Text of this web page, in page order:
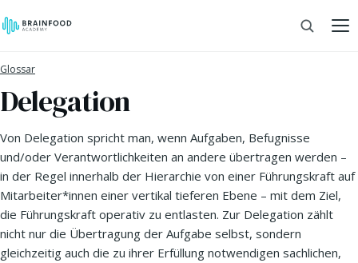
Glossar
Delegation
Von Delegation spricht man, wenn Aufgaben, Befugnisse
und/oder Verantwortlichkeiten an andere übertragen werden –
in der Regel innerhalb der Hierarchie von einer Führungskraft auf
Mitarbeiter*innen einer vertikal tieferen Ebene – mit dem Ziel,
die Führungskraft operativ zu entlasten. Zur Delegation zählt
nicht nur die Übertragung der Aufgabe selbst, sondern
gleichzeitig auch die zu ihrer Erfüllung notwendigen sachlichen,